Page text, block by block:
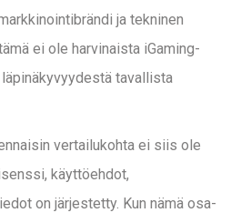
ja tekninen
ei ole harvinaista iGaming-
tavallista
vertailukohta ei siis ole
käyttöehdot,
on järjestetty. Kun nämä osa-